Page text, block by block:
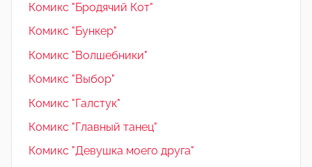
Комикс "Бродячий Кот"
Комикс "Бункер"
Комикс "Волшебники"
Комикс "Выбор"
Комикс "Галстук"
Комикс "Главный танец"
Комикс "Девушка моего друга"